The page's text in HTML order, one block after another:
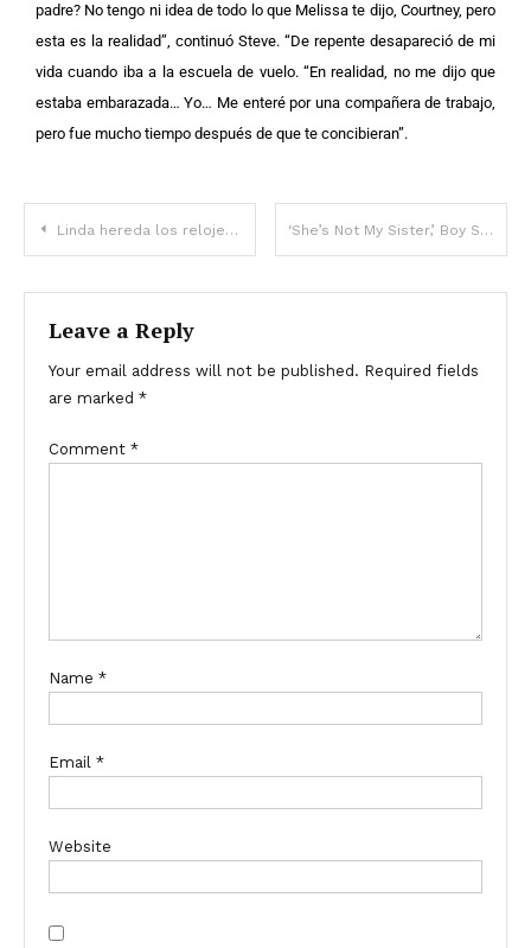
padre? No tengo ni idea de todo lo que Melissa te dijo, Courtney, pero
esta es la realidad”, continuó Steve. “De repente desapareció de mi
vida cuando iba a la escuela de vuelo. “En realidad, no me dijo que
estaba embarazada… Yo… Me enteré por una compañera de trabajo,
pero fue mucho tiempo después de que te concibieran”.
Linda hereda los relojes antiguos de su abuela, y su codicioso hermano consigue una casa. Resulta que ella recibió casi $200,000 – Historia del día ‘She’s Not My Sister,’ Boy Says of Newborn Sibling, Parents Take DNA Test Confirming It – Story of the Day
Leave a Reply
Your email address will not be published. Required fields
are marked *
Comment *
Name *
Email *
Website